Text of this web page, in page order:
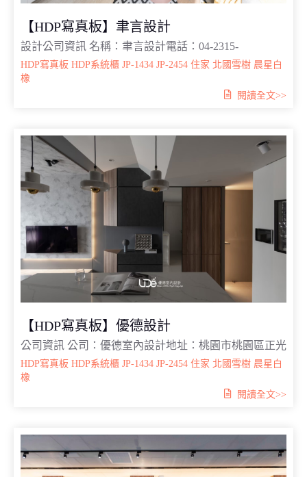
【HDP寫真板】聿言設計
設計公司資訊 名稱：聿言設計電話：04-2315-
HDP寫真板 HDP系統櫃 JP-1434 JP-2454 住家 北國雪樹 晨星白
橡
閱讀全文>>
【HDP寫真板】優德設計
公司資訊 公司：優德室內設計地址：桃園市桃園區正光
HDP寫真板 HDP系統櫃 JP-1434 JP-2454 住家 北國雪樹 晨星白
橡
閱讀全文>>